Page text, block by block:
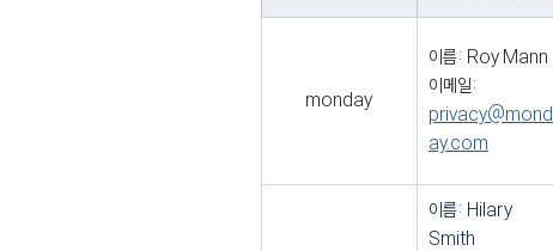
monday
이름: Roy Mann
이메일:
privacy@mond
ay.com
이름: Hilary
Smith